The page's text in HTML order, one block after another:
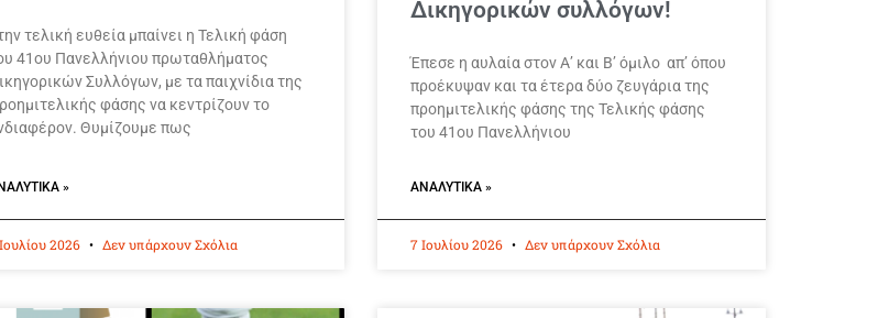
τελική ευθεία μπαίνει η Τελική φάση
41ου Πανελλήνιου πρωταθλήματος
Συλλόγων, με τα παιχνίδια της
φάσης να κεντρίζουν το
Θυμίζουμε πως
»
2026 Δεν υπάρχουν Σχόλια
Δικηγορικών συλλόγων!
Έπεσε η αυλαία στον Α’ και Β’ όμιλο απ’ όπου
προέκυψαν και τα έτερα δύο ζευγάρια της
προημιτελικής φάσης της Τελικής φάσης
του 41ου Πανελλήνιου
ΑΝΑΛΥΤΙΚΆ »
7 Ιουλίου 2026 Δεν υπάρχουν Σχόλια